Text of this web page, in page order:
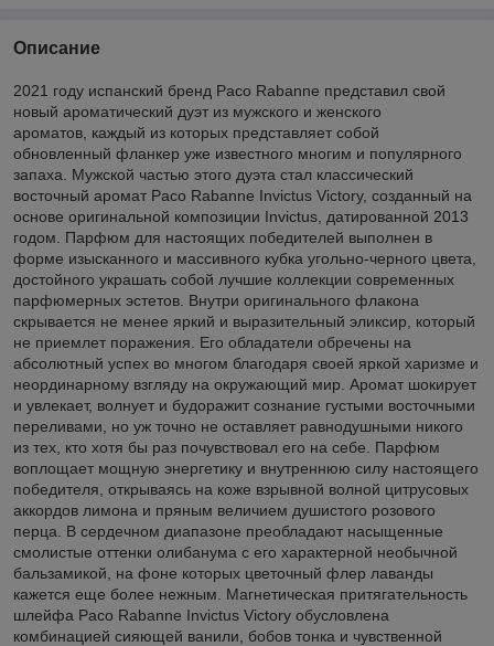
Описание
2021 году испанский бренд Paco Rabanne представил свой
новый ароматический дуэт из мужского и женского
ароматов, каждый из которых представляет собой
обновленный фланкер уже известного многим и популярного
запаха. Мужской частью этого дуэта стал классический
восточный аромат Paco Rabanne Invictus Victory, созданный на
основе оригинальной композиции Invictus, датированной 2013
годом. Парфюм для настоящих победителей выполнен в
форме изысканного и массивного кубка угольно-черного цвета,
достойного украшать собой лучшие коллекции современных
парфюмерных эстетов. Внутри оригинального флакона
скрывается не менее яркий и выразительный эликсир, который
не приемлет поражения. Его обладатели обречены на
абсолютный успех во многом благодаря своей яркой харизме и
неординарному взгляду на окружающий мир. Аромат шокирует
и увлекает, волнует и будоражит сознание густыми восточными
переливами, но уж точно не оставляет равнодушными никого
из тех, кто хотя бы раз почувствовал его на себе. Парфюм
воплощает мощную энергетику и внутреннюю силу настоящего
победителя, открываясь на коже взрывной волной цитрусовых
аккордов лимона и пряным величием душистого розового
перца. В сердечном диапазоне преобладают насыщенные
смолистые оттенки олибанума с его характерной необычной
бальзамикой, на фоне которых цветочный флер лаванды
кажется еще более нежным. Магнетическая притягательность
шлейфа Paco Rabanne Invictus Victory обусловлена
комбинацией сияющей ванили, бобов тонка и чувственной